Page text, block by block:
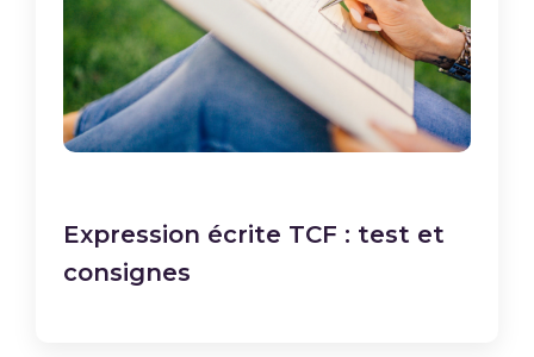
Expression écrite TCF : test et
consignes